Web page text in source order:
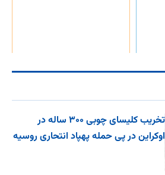
تخریب کلیسای چوبی ۳۰۰ ساله در
اوکراین در پی حمله پهپاد انتحاری روسیه